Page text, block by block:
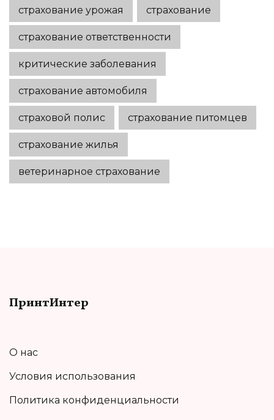
страхование урожая страхование
страхование ответственности
критические заболевания
страхование автомобиля
страховой полис страхование питомцев
страхование жилья
ветеринарное страхование
ПринтИнтер
О нас
Условия использования
Политика конфиденциальности